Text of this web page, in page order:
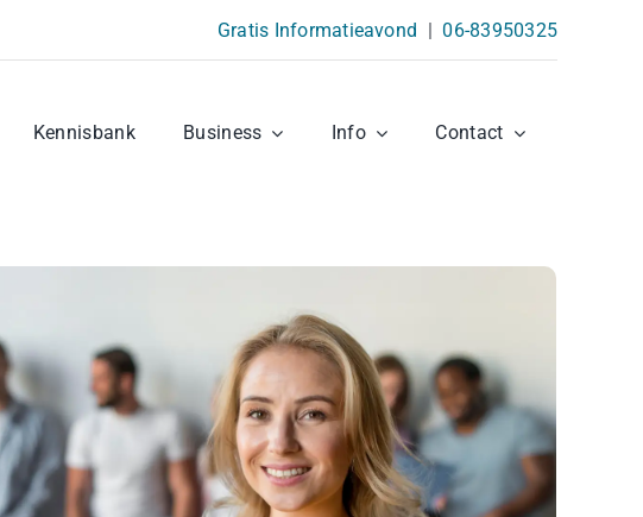
Gratis Informatieavond | 06-83950325
Kennisbank Business Info Contact